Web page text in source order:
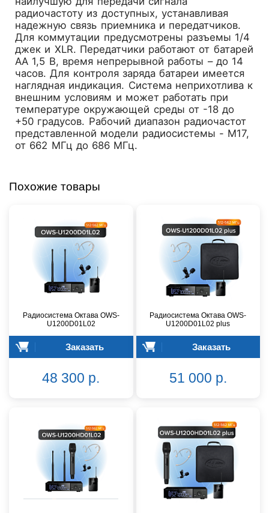
радиочастоту из доступных, устанавливая
надежную связь приемника и передатчиков.
Для коммутации предусмотрены разъемы 1/4
джек и XLR. Передатчики работают от батарей
АА 1,5 В, время непрерывной работы – до 14
часов. Для контроля заряда батареи имеется
наглядная индикация. Система неприхотлива к
внешним условиям и может работать при
температуре окружающей среды от -18 до
+50 градусов. Рабочий диапазон радиочастот
представленной модели радиосистемы - M17,
от 662 МГц до 686 МГц.
Похожие товары
Радиосистема Октава OWS-
U1200D01L02
Заказать
48 300 р.
Радиосистема Октава OWS-
U1200D01L02 plus
Заказать
51 000 р.